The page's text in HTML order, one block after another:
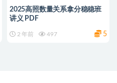
2025高照数量关系拿分稳稳班
讲义 PDF
2 年前 497 5